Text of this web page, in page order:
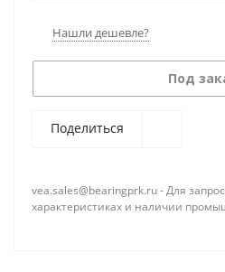
Нашли дешевле?
Под
Поделиться
vea.sales@bearingprk.ru - Для
характеристиках и наличии